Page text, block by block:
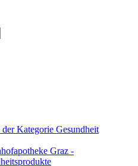
Kategorie Gesundheit